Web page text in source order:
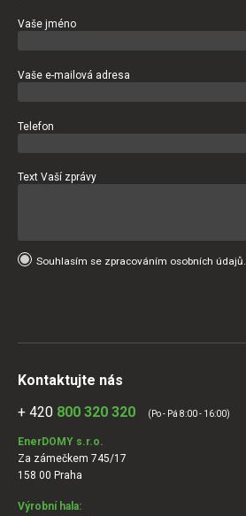
Vaše jméno
Vaše e-mailová adresa
Telefon
Text Vaší zprávy
Souhlasím se zpracováním osobních údajů.
Kontaktujte nás
+ 420 800 320 320 (Po - Pá 8:00 - 16:00)
EnerDOMY s.r.o.
Za zámečkem 745/17
158 00 Praha
Výrobní hala: